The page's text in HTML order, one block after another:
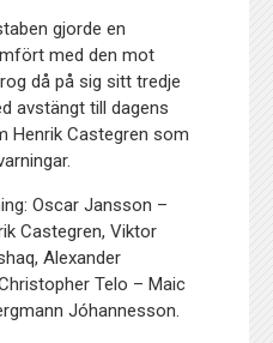
gjorde en
med den mot
då på sig sitt tredje
avstängt till dagens
Henrik Castegren som
Oscar Jansson –
Castegren, Viktor
Alexander
Telo – Maic
Jóhannesson.